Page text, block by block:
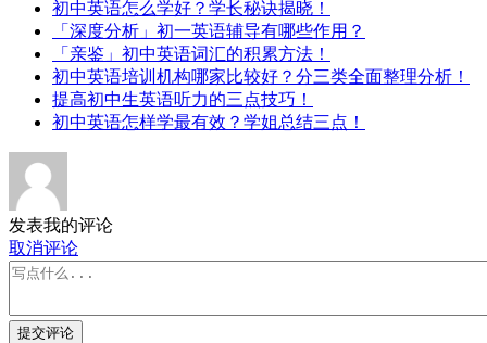
初中英语怎么学好？学长秘诀揭晓！
「深度分析」初一英语辅导有哪些作用？
「亲鉴」初中英语词汇的积累方法！
初中英语培训机构哪家比较好？分三类全面整理分析！
提高初中生英语听力的三点技巧！
初中英语怎样学最有效？学姐总结三点！
发表我的评论
取消评论
提交评论